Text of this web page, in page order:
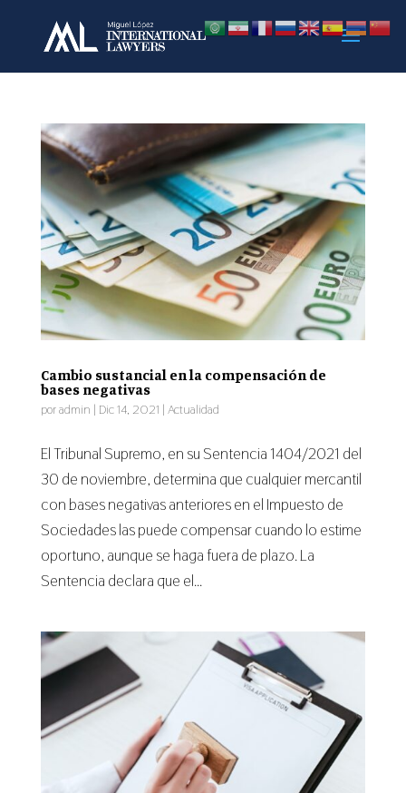
Cambio sustancial en la compensación de
bases negativas
poradmin | Dic 14, 2021 | Actualidad
El Tribunal Supremo, en su Sentencia 1404/2021 del
30 de noviembre, determina que cualquier mercantil
con bases negativas anteriores en el Impuesto de
Sociedades las puede compensar cuando lo estime
oportuno, aunque se haga fuera de plazo. La
Sentencia declara que el...